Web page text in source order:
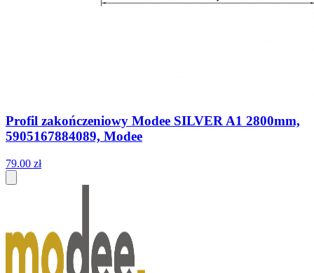
Profil zakończeniowy Modee SILVER A1 2800mm,
5905167884089, Modee
79.00 zł